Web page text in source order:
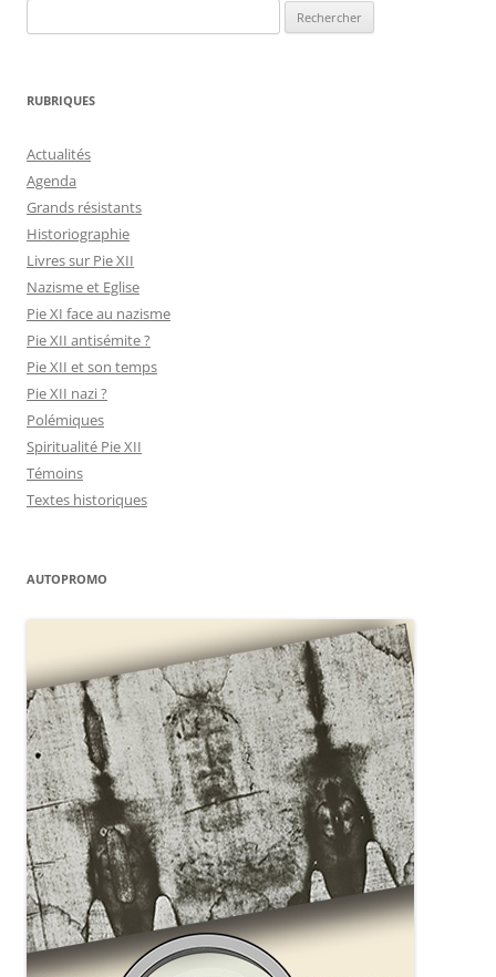
RUBRIQUES
Actualités
Agenda
Grands résistants
Historiographie
Livres sur Pie XII
Nazisme et Eglise
Pie XI face au nazisme
Pie XII antisémite ?
Pie XII et son temps
Pie XII nazi ?
Polémiques
Spiritualité Pie XII
Témoins
Textes historiques
AUTOPROMO